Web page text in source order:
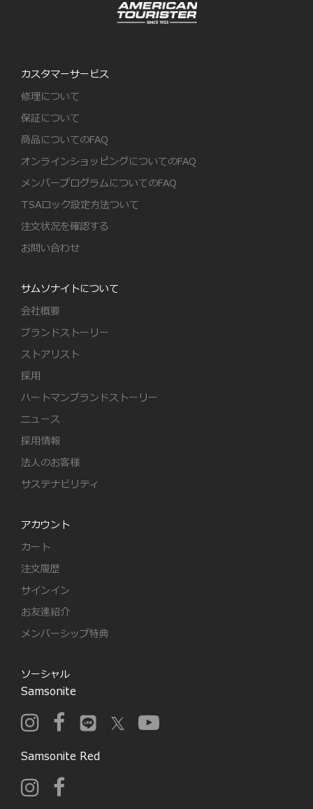
カスタマーサービス
修理について
保証について
商品についてのFAQ
オンラインショッピングについてのFAQ
メンバープログラムについてのFAQ
TSAロック設定方法ついて
注文状況を確認する
お問い合わせ
サムソナイトについて
会社概要
ブランドストーリー
ストアリスト
採用
ハートマンブランドストーリー
ニュース
採用情報
法人のお客様
サステナビリティ
アカウント
カート
注文履歴
サインイン
お友達紹介
メンバーシップ特典
ソーシャル
Samsonite
Samsonite Red